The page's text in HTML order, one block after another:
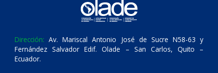
Dirección: Av. Mariscal Antonio José de Sucre N58-63 y
Fernández Salvador Edif. Olade – San Carlos, Quito –
Ecuador.